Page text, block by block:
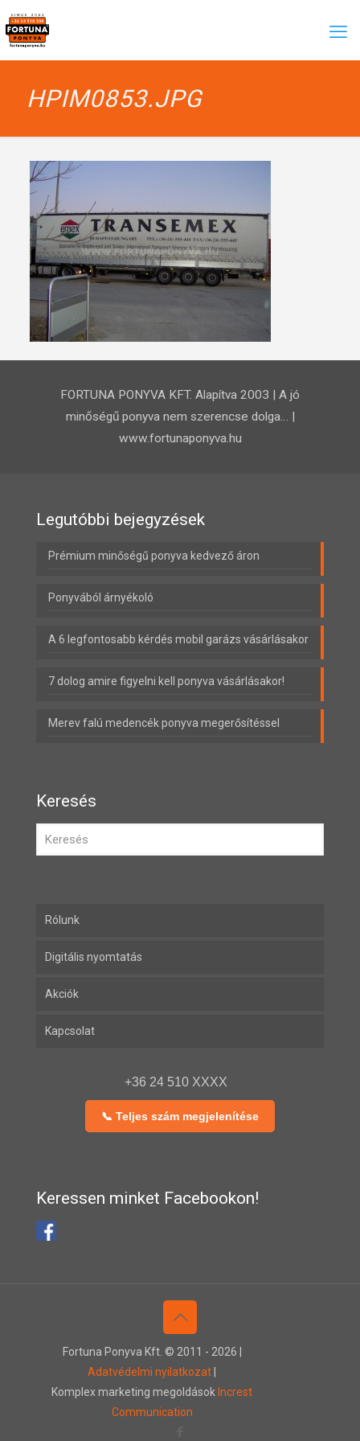
HPIM0853.JPG
FORTUNA PONYVA KFT. Alapítva 2003 | A jó
minőségű ponyva nem szerencse dolga… |
www.fortunaponyva.hu
Legutóbbi bejegyzések
Prémium minőségű ponyva kedvező áron
Ponyvából árnyékoló
A 6 legfontosabb kérdés mobil garázs vásárlásakor
7 dolog amire figyelni kell ponyva vásárlásakor!
Merev falú medencék ponyva megerősítéssel
Keresés
Rólunk
Digitális nyomtatás
Akciók
Kapcsolat
+36 24 510 XXXX
📞 Teljes szám megjelenítése
Keressen minket Facebookon!
Fortuna Ponyva Kft. © 2011 - 2026 |
Adatvédelmi nyilatkozat
Komplex marketing megoldások Increst
Communication